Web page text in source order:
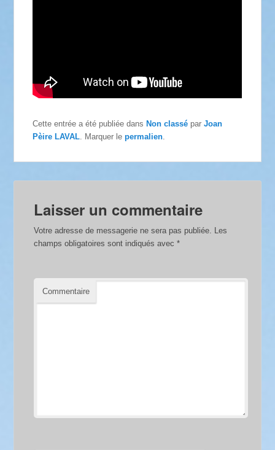
Cette entrée a été publiée dans Non classé parJoan
Pèire LAVAL. Marquer lepermalien.
Laisser un commentaire
Votre adresse de messagerie ne sera pas publiée. Les
champs obligatoires sont indiqués avec*
Commentaire